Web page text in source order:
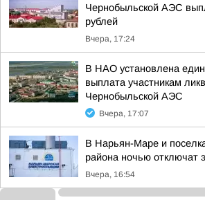
Чернобыльской АЭС
рублей
Вчера, 17:24
В НАО установлена
выплата участникам
Чернобыльской АЭС
Вчера, 17:07
В Нарьян-Маре и
района ночью отключат
Вчера, 16:54